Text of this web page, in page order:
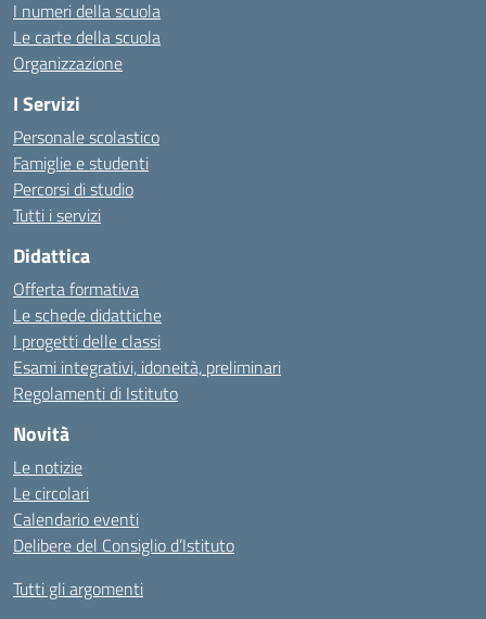
I numeri della scuola
Le carte della scuola
Organizzazione
I Servizi
Personale scolastico
Famiglie e studenti
Percorsi di studio
Tutti i servizi
Didattica
Offerta formativa
Le schede didattiche
I progetti delle classi
Esami integrativi, idoneità, preliminari
Regolamenti di Istituto
Novità
Le notizie
Le circolari
Calendario eventi
Delibere del Consiglio d’Istituto
Tutti gli argomenti